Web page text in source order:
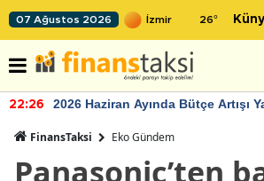
07 Ağustos 2026 26°
22:26 2026 Haziran Ayında Bütçe Artışı
FinansTaksi Eko Gündem
Panasonic’ten